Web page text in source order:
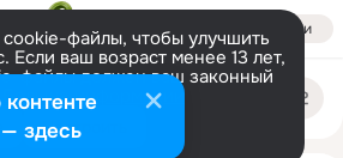
Войти
файлы, чтобы улучшить
Если ваш возраст менее 13 лет,
файлы должен ваш законный
Больше информации
Настроить
здесь